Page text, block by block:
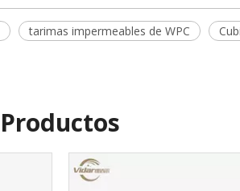
tarimas impermeables de WPC
Productos